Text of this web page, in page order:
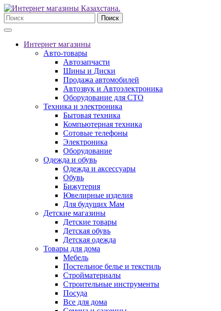
Поиск
Интернет магазины
Авто-товары
Автозапчасти
Шины и Диски
Продажа автомобилей
Автозвук и Автоэлектроника
Оборудование для СТО
Техника и электроника
Бытовая техника
Компьютерная техника
Сотовые телефоны
Электроника
Оборудование
Одежда и обувь
Одежда и аксессуары
Обувь
Бижутерия
Ювелирные изделия
Для будущих Мам
Детские магазины
Детские товары
Детская обувь
Детская одежда
Товары для дома
Мебель
Постельное белье и текстиль
Стройматериалы
Строительные инструменты
Посуда
Все для дома